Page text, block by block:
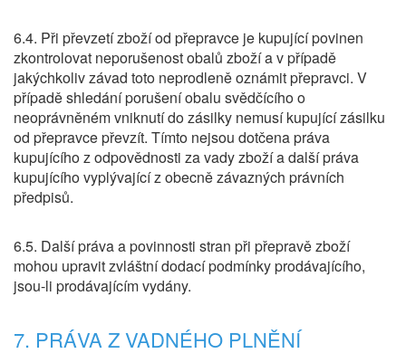
6.4. Při převzetí zboží od přepravce je kupující povinen
zkontrolovat neporušenost obalů zboží a v případě
jakýchkoliv závad toto neprodleně oznámit přepravci. V
případě shledání porušení obalu svědčícího o
neoprávněném vniknutí do zásilky nemusí kupující zásilku
od přepravce převzít. Tímto nejsou dotčena práva
kupujícího z odpovědnosti za vady zboží a další práva
kupujícího vyplývající z obecně závazných právních
předpisů.
6.5. Další práva a povinnosti stran při přepravě zboží
mohou upravit zvláštní dodací podmínky prodávajícího,
jsou-li prodávajícím vydány.
7. PRÁVA Z VADNÉHO PLNĚNÍ